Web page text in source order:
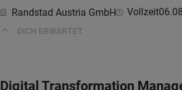
Randstad Austria GmbH Vollzeit
DICH ERWARTET
Digital Transformation